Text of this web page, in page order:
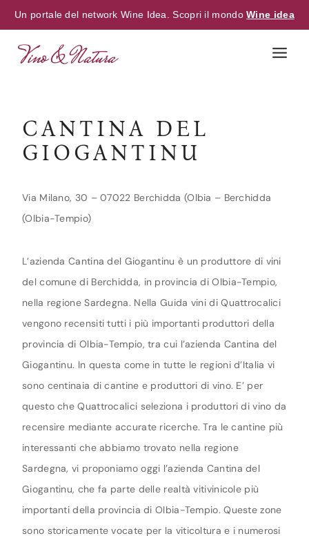
Un portale del network Wine Idea. Scopri il mondoWine idea
CANTINA DEL
GIOGANTINU
Via Milano, 30 – 07022 Berchidda (Olbia – Berchidda
(Olbia-Tempio)
L’azienda Cantina del Giogantinu è un produttore di vini
del comune di Berchidda, in provincia di Olbia-Tempio,
nella regione Sardegna. Nella Guida vini di Quattrocalici
vengono recensiti tutti i più importanti produttori della
provincia di Olbia-Tempio, tra cui l’azienda Cantina del
Giogantinu. In questa come in tutte le regioni d’Italia vi
sono centinaia di cantine e produttori di vino. E’ per
questo che Quattrocalici seleziona i produttori di vino da
recensire mediante accurate ricerche. Tra le cantine più
interessanti che abbiamo trovato nella regione
Sardegna, vi proponiamo oggi l’azienda Cantina del
Giogantinu, che fa parte delle realtà vitivinicole più
importanti della provincia di Olbia-Tempio. Queste zone
sono storicamente vocate per la viticoltura e i numerosi